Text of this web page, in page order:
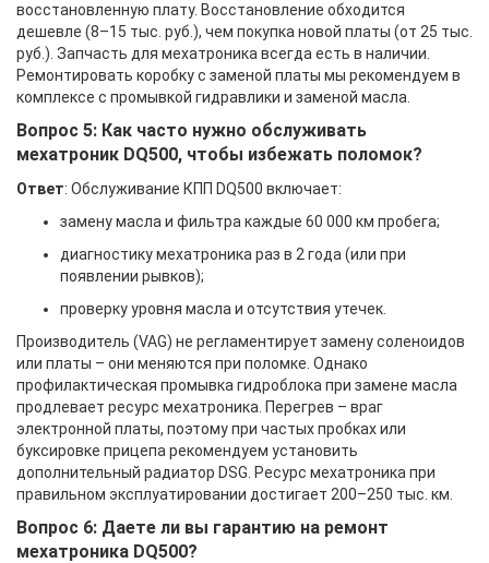
восстановленную плату. Восстановление обходится
дешевле (8–15 тыс. руб.), чем покупка новой платы (от 25 тыс.
руб.). Запчасть для мехатроника всегда есть в наличии.
Ремонтировать коробку с заменой платы мы рекомендуем в
комплексе с промывкой гидравлики и заменой масла.
Вопрос 5: Как часто нужно обслуживать
мехатроник DQ500, чтобы избежать поломок?
Ответ: Обслуживание КПП DQ500 включает:
замену масла и фильтра каждые 60 000 км пробега;
диагностику мехатроника раз в 2 года (или при
появлении рывков);
проверку уровня масла и отсутствия утечек.
Производитель (VAG) не регламентирует замену соленоидов
или платы – они меняются при поломке. Однако
профилактическая промывка гидроблока при замене масла
продлевает ресурс мехатроника. Перегрев – враг
электронной платы, поэтому при частых пробках или
буксировке прицепа рекомендуем установить
дополнительный радиатор DSG. Ресурс мехатроника при
правильном эксплуатировании достигает 200–250 тыс. км.
Вопрос 6: Даете ли вы гарантию на ремонт
мехатроника DQ500?